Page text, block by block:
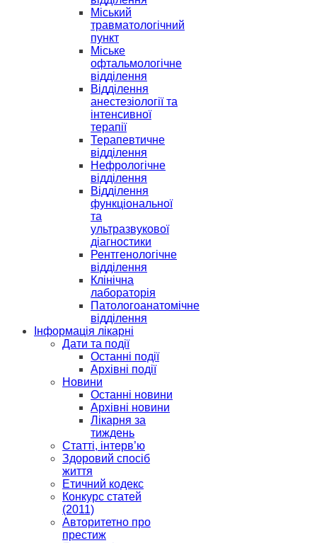
Міський
травматологічний
пункт
Міське
офтальмологічне
відділення
Відділення
анестезіології та
інтенсивної
терапії
Терапевтичне
відділення
Нефрологічне
відділення
Відділення
функціональної
та
ультразвукової
діагностики
Рентгенологічне
відділення
Клінічна
лабораторія
Патологоанатомічне
відділення
Інформація лікарні
Дати та події
Останні події
Архівні події
Новини
Останні новини
Архівні новини
Лікарня за
тиждень
Статті, інтерв’ю
Здоровий спосіб
життя
Етичний кодекс
Конкурс статей
(2011)
Авторитетно про
престиж